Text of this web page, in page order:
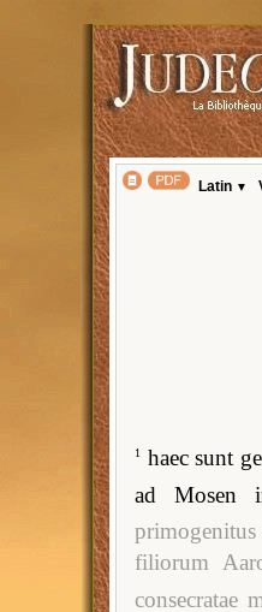
Latin ▼
1
haec sunt
ad Mosen
primogenitus
filiorum
consecratae